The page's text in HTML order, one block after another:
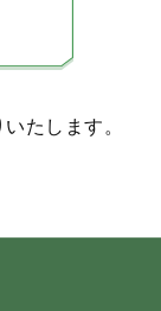
たします。